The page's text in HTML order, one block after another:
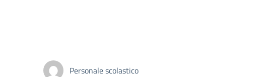
Personale scolastico